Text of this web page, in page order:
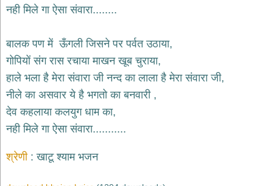
जैन
jain
bhajans
दुर्गा
भजन
durga
bhajans
गणेश
भजन
bhajans
नही मिले गा ऐसा संवारा........
बालक पण में ऊँगली जिसने पर पर्वत उठाया,
गोपियों संग रास रचाया माखन खूब चुराया,
हाले भला है मेरा संवारा जी नन्द का लाला है मेरा संवारा जी,
नीले का असवार ये है भगतो का बनवारी ,
देव कहलाया कलयुग धाम का,
नही मिले गा ऐसा संवारा...........
श्रेणी खाटू श्याम भजन